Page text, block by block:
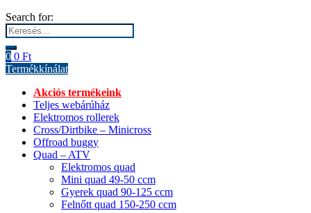
Search for:
0 0 Ft
Termékkínálat
Akciós termékeink
Teljes webárúház
Elektromos rollerek
Cross/Dirtbike – Minicross
Offroad buggy
Quad – ATV
Elektromos quad
Mini quad 49-50 ccm
Gyerek quad 90-125 ccm
Felnőtt quad 150-250 ccm